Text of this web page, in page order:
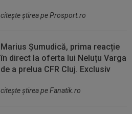
citeşte ştirea pe Prosport.ro
Marius Șumudică, prima reacție
în direct la oferta lui Neluțu Varga
de a prelua CFR Cluj. Exclusiv
citeşte ştirea pe Fanatik.ro